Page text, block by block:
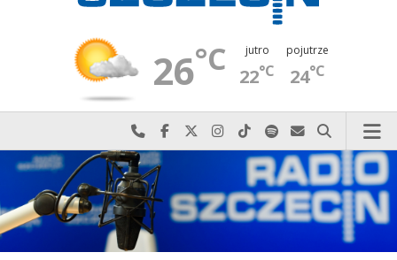
26°C jutro
22°C
pojutrze
24°C
Najlepiej po prostu do nas zadzwoń
Odwiedź nas na Facebook-u
Odwiedź nas na X
Odwiedź nas na Instagram-ie
Odwiedź nas na TikTok-u
Szukaj nas na Spotify
Wyślij do nas
Szukaj